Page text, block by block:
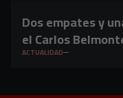
Dos empates y
el Carlos
ACTUALIDAD